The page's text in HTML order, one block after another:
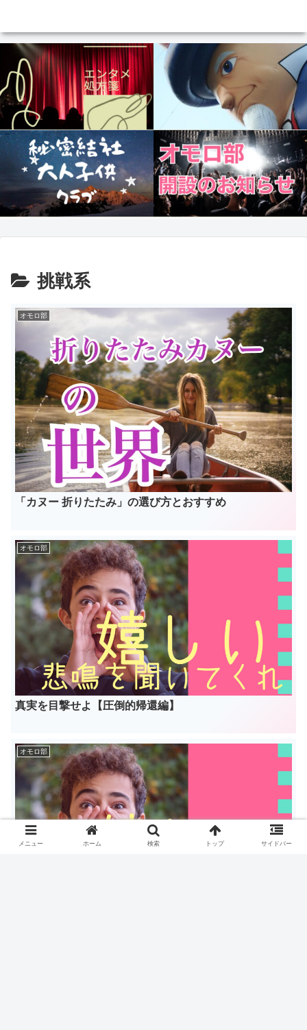
挑戦系
オモロ部
「カヌー 折りたたみ」の選び方とおすすめ
オモロ部
真実を目撃せよ【圧倒的帰還編】
オモロ部
メニュー ホーム 検索 トップ サイドバー